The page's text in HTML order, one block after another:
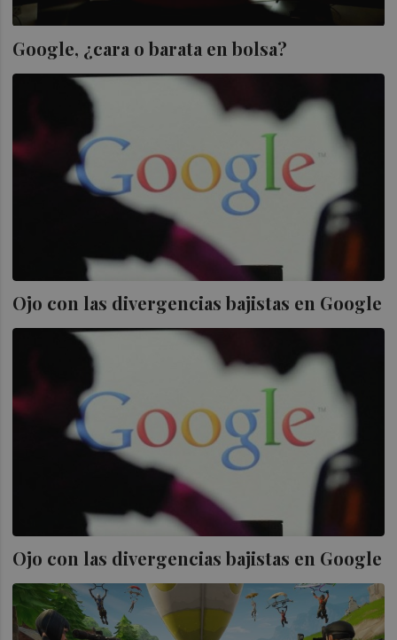
Google, ¿cara o barata en bolsa?
Ojo con las divergencias bajistas en Google
Ojo con las divergencias bajistas en Google